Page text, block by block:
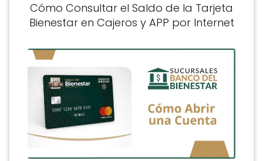
Cómo Consultar el Saldo de la Tarjeta
Bienestar en Cajeros y APP por Internet